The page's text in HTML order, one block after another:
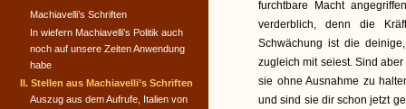
furchtbare Macht
verderblich, denn die
Schwächung ist die
zugleich mit seiest. Sind
sie ohne Ausnahme zu
und sind sie dir schon jetzt
Machiavelli’s Schriften
In wiefern Machiavelli’s Politik auch
noch auf unsere Zeiten Anwendung
habe
II. Stellen aus Machiavelli’s Schriften
Auszug aus dem Aufrufe, Italien von